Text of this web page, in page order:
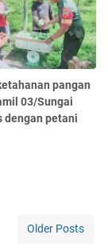
pangan
03/Sungai
dengan petani
Older Posts